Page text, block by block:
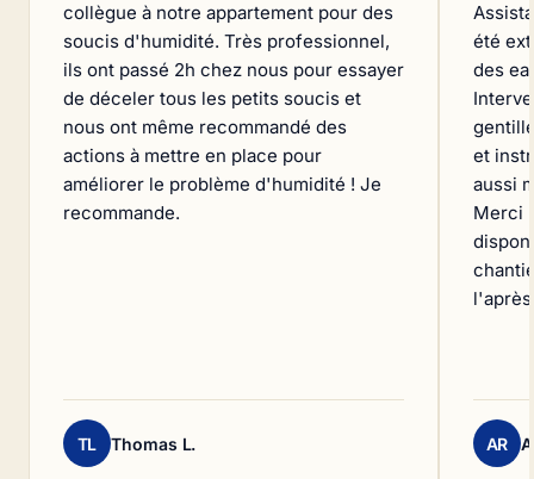
collègue à notre appartement pour des
soucis d'humidité. Très professionnel,
ils ont passé 2h chez nous pour essayer
de déceler tous les petits soucis et
nous ont même recommandé des
actions à mettre en place pour
améliorer le problème d'humidité ! Je
recommande.
TL Thomas L.
été
des
et
aussi
Merci
AR